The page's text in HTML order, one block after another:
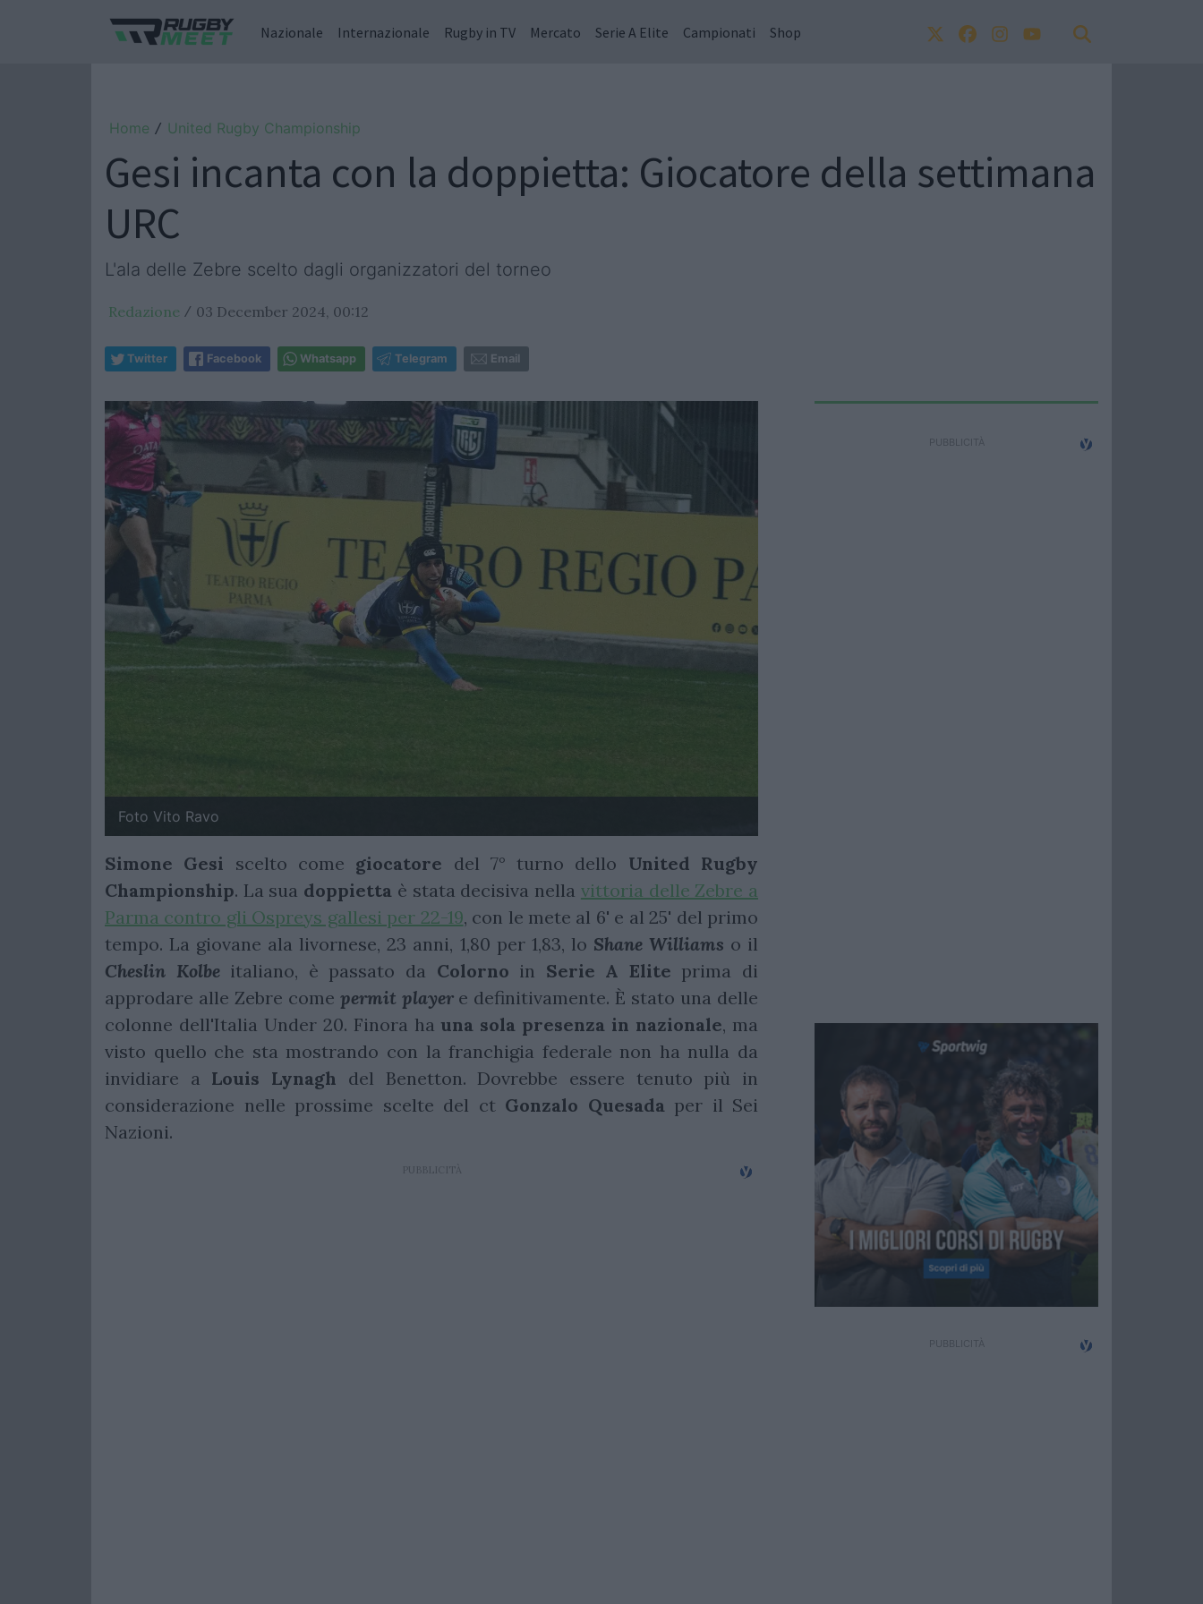
Nazionale Internazionale Rugby in TV Mercato Serie A Elite Campionati Shop
Home / United Rugby Championship
Gesi incanta con la doppietta: Giocatore della settimana
URC
L'ala delle Zebre scelto dagli organizzatori del torneo
Redazione / 03 December 2024, 00:12
Twitter Facebook Whatsapp Telegram Email
Foto Vito Ravo
Simone Gesi scelto come giocatore del 7° turno dello United Rugby
Championship. La sua doppietta è stata decisiva nella vittoria delle Zebre a
Parma contro gli Ospreys gallesi per 22-19, con le mete al 6' e al 25' del primo
tempo. La giovane ala livornese, 23 anni, 1,80 per 1,83, lo Shane Williams o il
Cheslin Kolbeitaliano, è passato da Colorno in Serie A Elite prima di
approdare alle Zebre come permit player e definitivamente. È stato una delle
colonne dell'Italia Under 20. Finora ha una sola presenza in nazionale, ma
visto quello che sta mostrando con la franchigia federale non ha nulla da
invidiare a Louis Lynagh del Benetton. Dovrebbe essere tenuto più in
considerazione nelle prossime scelte del ct Gonzalo Quesada per il Sei
Nazioni.